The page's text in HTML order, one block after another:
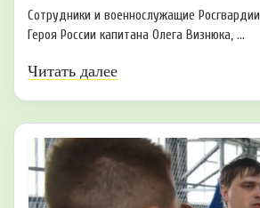
Сотрудники и военнослужащие
Героя России капитана Олега Визнюка, ...
Читать далее